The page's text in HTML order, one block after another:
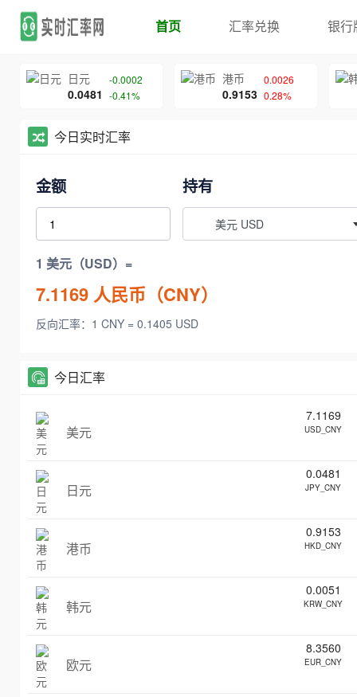
首页 汇率兑换 银行
日元
0.0481
-0.0002
-0.41%
港币
0.9153
0.0026
0.28%
今日实时汇率
金额 持有
美元 USD
1 美元（USD）=
7.1169 人民币（CNY）
反向汇率：1 CNY = 0.1405 USD
今日汇率
美元
7.1169
USD_CNY
日元
0.0481
JPY_CNY
港币
0.9153
HKD_CNY
韩元
0.0051
KRW_CNY
欧元
8.3560
EUR_CNY